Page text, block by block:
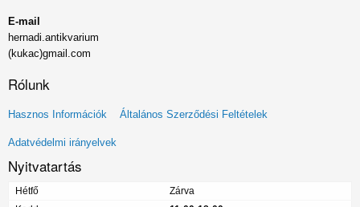
E-mail
hernadi.antikvarium
(kukac)gmail.com
Rólunk
Lábléc
menü
Hasznos Információk Általános Szerződési Feltételek
Adatvédelmi irányelvek
Nyitvatartás
Hétfő
Zárva